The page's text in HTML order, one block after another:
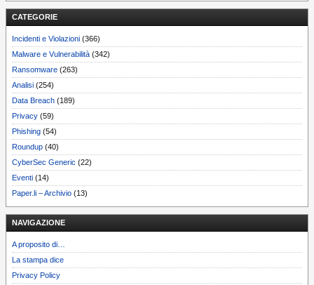
CATEGORIE
Incidenti e Violazioni (366)
Malware e Vulnerabilità (342)
Ransomware (263)
Analisi (254)
Data Breach (189)
Privacy (59)
Phishing (54)
Roundup (40)
CyberSec Generic (22)
Eventi (14)
Paper.li – Archivio (13)
NAVIGAZIONE
A proposito di…
La stampa dice
Privacy Policy